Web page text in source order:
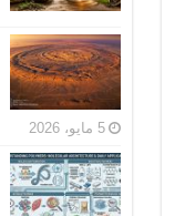
5 مايو، 2026